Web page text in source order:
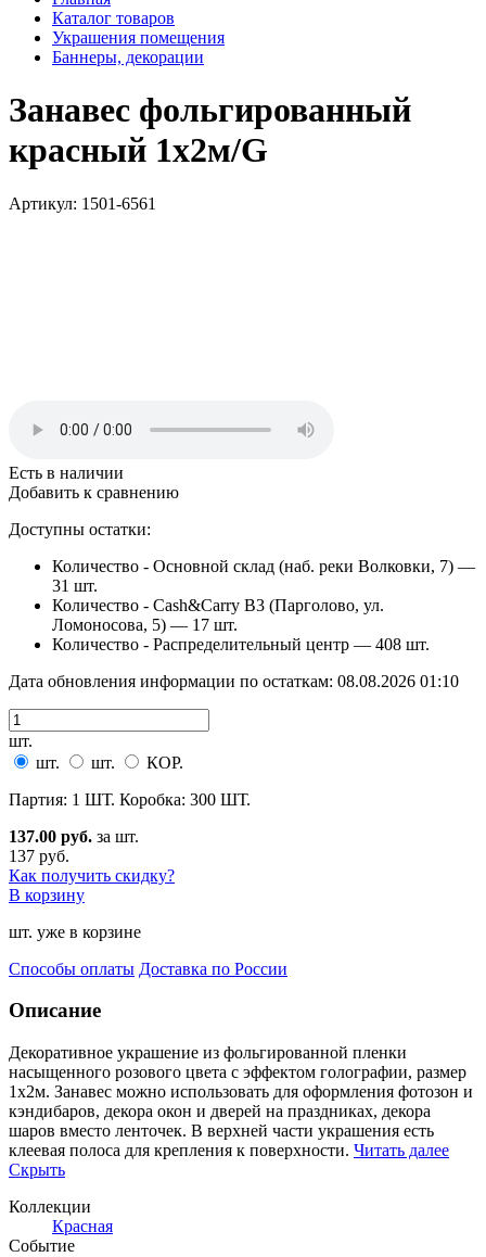
Каталог товаров
Украшения помещения
Баннеры, декорации
Занавес фольгированный
красный 1х2м/G
Артикул: 1501-6561
Есть в наличии
Добавить к сравнению
Доступны остатки:
Количество - Основной склад (наб. реки Волковки, 7) —
31 шт.
Количество - Cash&Carry B3 (Парголово, ул.
Ломоносова, 5) — 17 шт.
Количество - Распределительный центр — 408 шт.
Дата обновления информации по остаткам: 08.08.2026 01:10
шт.
шт.
шт.
КОР.
Партия: 1 ШТ. Коробка: 300 ШТ.
137.00 руб. за шт.
137 руб.
Как получить скидку?
В корзину
шт. уже в корзине
Способы оплаты Доставка по России
Описание
Декоративное украшение из фольгированной пленки
насыщенного розового цвета с эффектом голографии, размер
1х2м. Занавес можно использовать для оформления фотозон и
кэндибаров, декора окон и дверей на праздниках, декора
шаров вместо ленточек. В верхней части украшения есть
клеевая полоса для крепления к поверхности. Читать далее
Скрыть
Коллекции
Красная
Событие